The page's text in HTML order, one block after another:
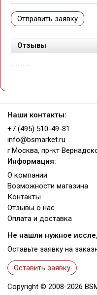
Отправить заявку
Отзывы
Наши контакты:
+7 (495) 510-49-81
info@bsmarket.ru
г.Москва, пр-кт
Информация:
О компании
Возможности магазина
Контакты
Отзывы о нас
Оплата и доставка
Не нашли нужное
Оставьте заявку на
Оставить заявку
Copyright © 2008-2026